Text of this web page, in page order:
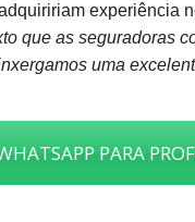
experiência
que as seguradoras
uma
PARA